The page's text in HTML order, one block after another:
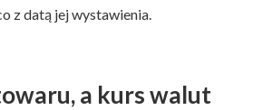
z datą jej wystawienia.
a kurs walut